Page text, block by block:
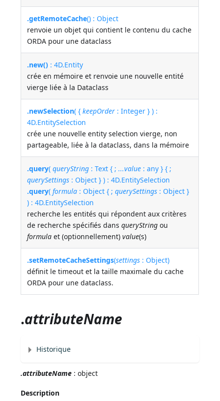
.getRemoteCache() : Object
renvoie un objet qui contient le contenu du cache
ORDA pour une dataclass
.new() : 4D.Entity
crée en mémoire et renvoie une nouvelle entité
vierge liée à la Dataclass
.newSelection( {keepOrder : Integer } ) :
4D.EntitySelection
crée une nouvelle entity selection vierge, non
partageable, liée à la dataclass, dans la mémoire
.query(queryString : Text { ;...value : any } { ;
querySettings : Object } ) : 4D.EntitySelection
.query(formula : Object { ;querySettings : Object }
) : 4D.EntitySelection
recherche les entités qui répondent aux critères
de recherche spécifiés dansqueryString ou
formula et (optionnellement)value(s)
.setRemoteCacheSettings(settings : Object)
définit le timeout et la taille maximale du cache
ORDA pour une dataclass.
.attributeName
Historique
.attributeName : object
Description